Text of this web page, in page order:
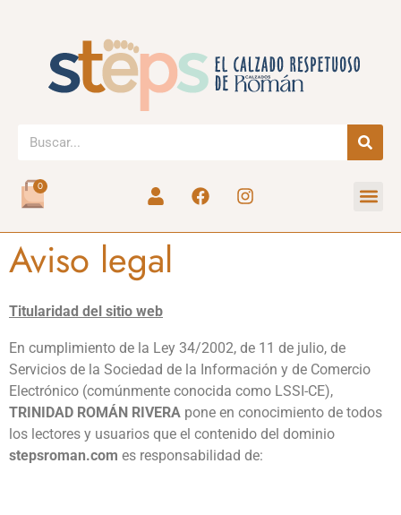
0
Aviso legal
Titularidad del sitio web
En cumplimiento de la Ley 34/2002, de 11 de julio, de
Servicios de la Sociedad de la Información y de Comercio
Electrónico (comúnmente conocida como LSSI-CE),
TRINIDAD ROMÁN RIVERA pone en conocimiento de todos
los lectores y usuarios que el contenido del dominio
stepsroman.com es responsabilidad de: